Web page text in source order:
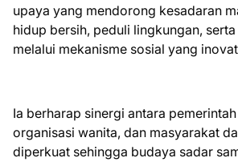
upaya yang mendorong kesadaran
hidup bersih, peduli lingkungan,
melalui mekanisme sosial yang
Ia berharap sinergi antara
organisasi wanita, dan masyarakat
diperkuat sehingga budaya sadar